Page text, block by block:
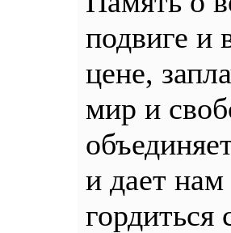
подвиге и
цене,
мир и
и дает
гордиться